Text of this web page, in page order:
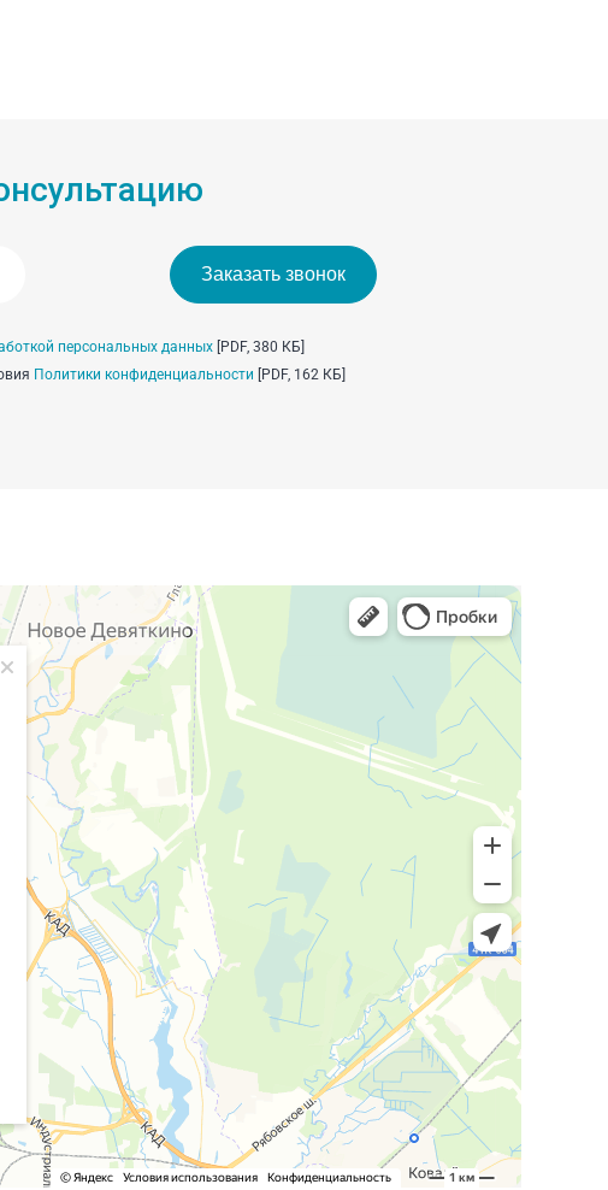
Заказать звонок
персональных данных [PDF, 380 КБ]
Политики конфиденциальности [PDF, 162 КБ]